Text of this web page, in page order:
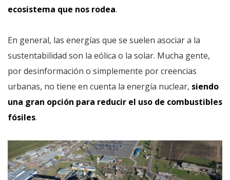
ecosistema que nos rodea.
En general, las energías que se suelen asociar a la
sustentabilidad son la eólica o la solar. Mucha gente,
por desinformación o simplemente por creencias
urbanas, no tiene en cuenta la energía nuclear, siendo
una gran opción para reducir el uso de combustibles
fósiles.